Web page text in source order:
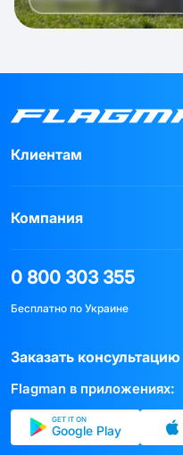
Клиентам
Компания
0 800 303 355
Бесплатно по Украине
Заказать консультацию
Flagman в приложениях:
GET IT ON
Google Play